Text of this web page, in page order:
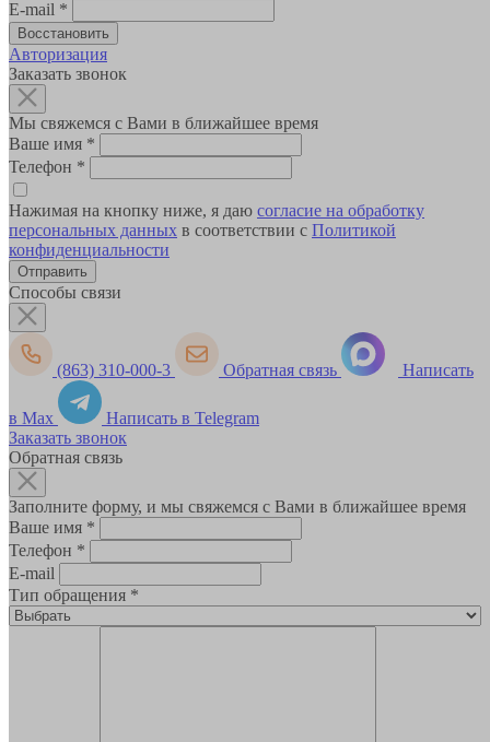
E-mail *
Авторизация
Заказать звонок
Мы свяжемся с Вами в ближайшее время
Ваше имя *
Телефон *
Нажимая на кнопку ниже, я даю согласие на обработку
персональных данных в соответствии с Политикой
конфиденциальности
Способы связи
(863) 310-000-3 Обратная связь Написать
в Max
Написать в Telegram
Заказать звонок
Обратная связь
Заполните форму, и мы свяжемся с Вами в ближайшее время
Ваше имя *
Телефон *
E-mail
Тип обращения *